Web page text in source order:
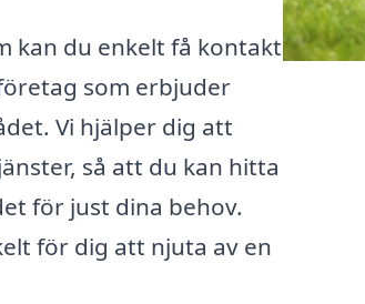
kan du enkelt få kontakt
som erbjuder
Vi hjälper dig att
så att du kan hitta
för just dina behov.
för dig att njuta av en